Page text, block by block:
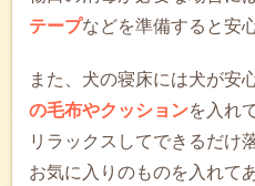
テープなどを準備すると安
また、犬の寝床には犬が安
の毛布やクッションを入れ
リラックスしてできるだけ
お気に入りのものを入れて